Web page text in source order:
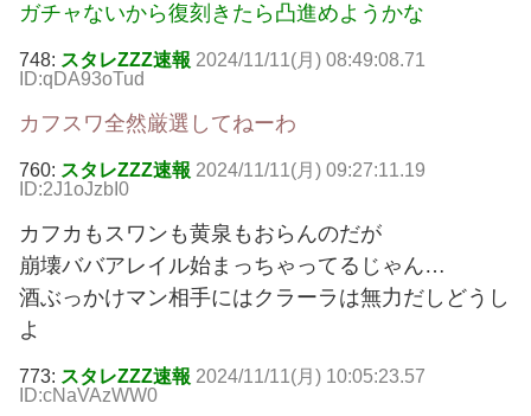
ガチャないから復刻きたら凸進めようかな
748: スタレZZZ速報 2024/11/11(月) 08:49:08.71
ID:qDA93oTud
カフスワ全然厳選してねーわ
760: スタレZZZ速報 2024/11/11(月) 09:27:11.19
ID:2J1oJzbI0
カフカもスワンも黄泉もおらんのだが
崩壊ババアレイル始まっちゃってるじゃん…
酒ぶっかけマン相手にはクラーラは無力だしどうし
よ
773: スタレZZZ速報 2024/11/11(月) 10:05:23.57
ID:cNaVAzWW0